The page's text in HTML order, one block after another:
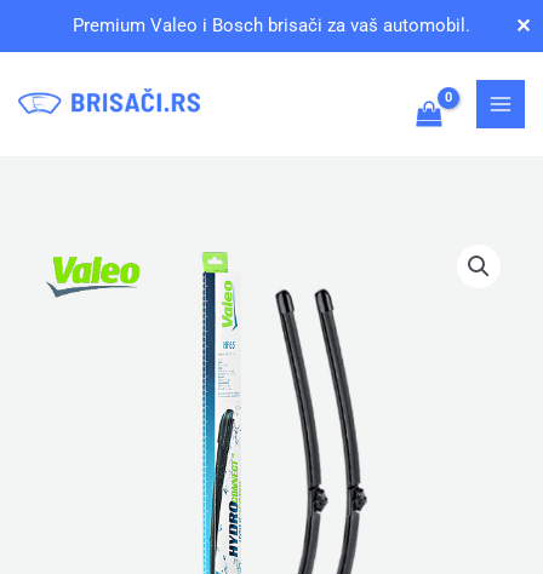
Premium Valeo i Bosch brisači za vaš automobil. ✕